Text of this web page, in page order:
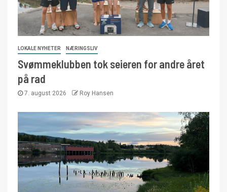
LOKALE NYHETER NÆRINGSLIV
Svømmeklubben tok seieren for andre året
på rad
7. august 2026 Roy Hansen